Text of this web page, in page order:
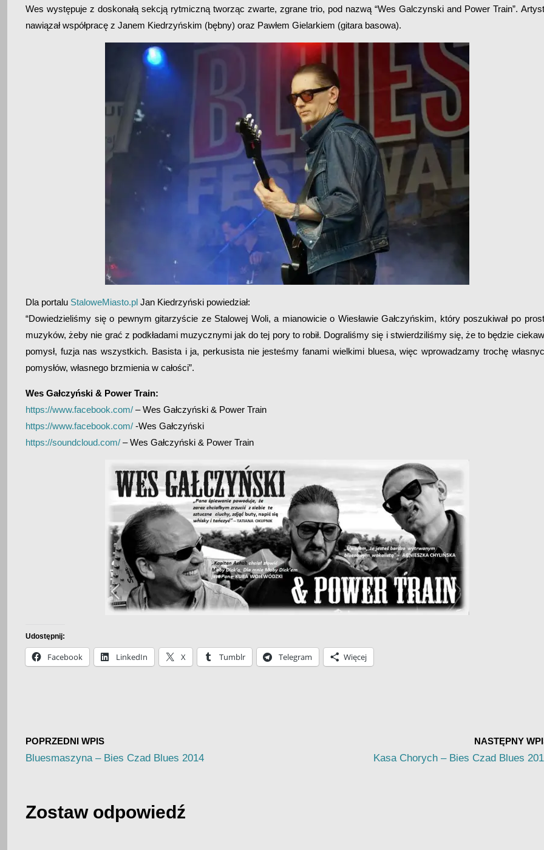
Wes występuje z doskonałą sekcją rytmiczną tworząc zwarte, zgrane trio, pod nazwą “Wes Galczynski and Power Train”.
nawiązał współpracę z Janem Kiedrzyńskim (bębny) oraz Pawłem Gielarkiem (gitara basowa).
Dla portalu StaloweMiasto.pl Jan Kiedrzyński powiedział:
“Dowiedzieliśmy się o pewnym gitarzyście ze Stalowej Woli, a mianowicie o Wiesławie Gałczyńskim, który poszukiwał po
muzyków, żeby nie grać z podkładami muzycznymi jak do tej pory to robił. Dograliśmy się i stwierdziliśmy się, że to będzie
pomysł, fuzja nas wszystkich. Basista i ja, perkusista nie jesteśmy fanami wielkimi bluesa, więc wprowadzamy trochę
pomysłów, własnego brzmienia w całości”.
Wes Gałczyński & Power Train:
https://www.facebook.com/ – Wes Gałczyński & Power Train
https://www.facebook.com/ -Wes Gałczyński
https://soundcloud.com/ – Wes Gałczyński & Power Train
Udostępnij:
Facebook LinkedIn X Tumblr Telegram Więcej
POPRZEDNI WPIS
Bluesmaszyna – Bies Czad Blues 2014
NASTĘPNY
Kasa Chorych – Bies Czad Blues
Zostaw odpowiedź